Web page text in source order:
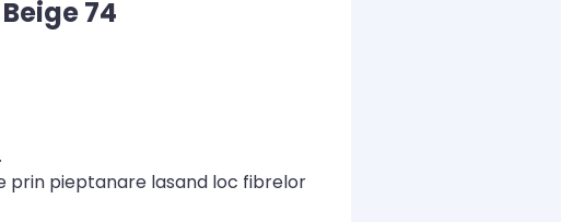
74
prin pieptanare lasand loc fibrelor